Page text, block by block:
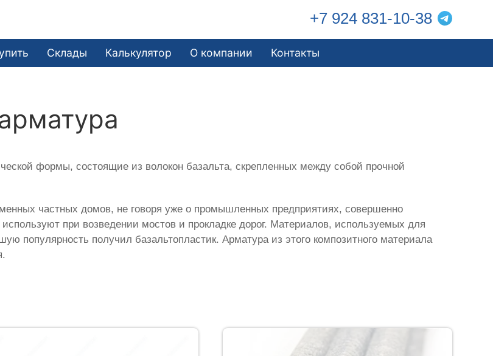
+7 924 831-10-38
Склады Калькулятор О компании Контакты
формы, состоящие из волокон базальта, скрепленных между собой прочной
частных домов, не говоря уже о промышленных предприятиях, совершенно
при возведении мостов и прокладке дорог. Материалов, используемых для
популярность получил базальтопластик. Арматура из этого композитного материала